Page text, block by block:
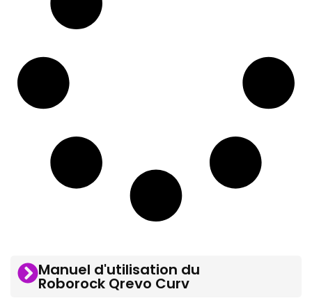
Manuel d'utilisation du
Roborock Qrevo Curv